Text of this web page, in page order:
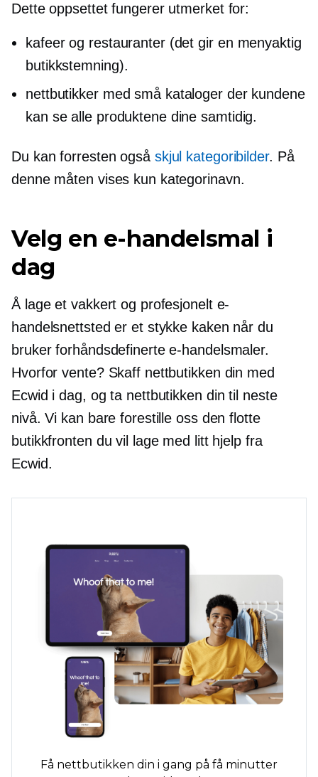
Dette oppsettet fungerer utmerket for:
kafeer og restauranter (det gir en menyaktig
butikkstemning).
nettbutikker med små kataloger der kundene
kan se alle produktene dine samtidig.
Du kan forresten også skjul kategoribilder. På
denne måten vises kun kategorinavn.
Velg en e-handelsmal i
dag
Å lage et vakkert og profesjonelt e-
handelsnettsted er et stykke kaken når du
bruker forhåndsdefinerte e-handelsmaler.
Hvorfor vente? Skaff nettbutikken din med
Ecwid i dag, og ta nettbutikken din til neste
nivå. Vi kan bare forestille oss den flotte
butikkfronten du vil lage med litt hjelp fra
Ecwid.
Få nettbutikken din i gang på få minutter